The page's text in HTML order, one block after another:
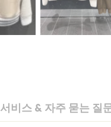
서비스 & 자주 묻는 질